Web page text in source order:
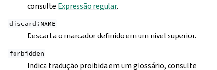
consulte Expressão regular.
discard:NAME
Descarta o marcador definido em um nível superior.
forbidden
Indica tradução proibida em um glossário, consulte